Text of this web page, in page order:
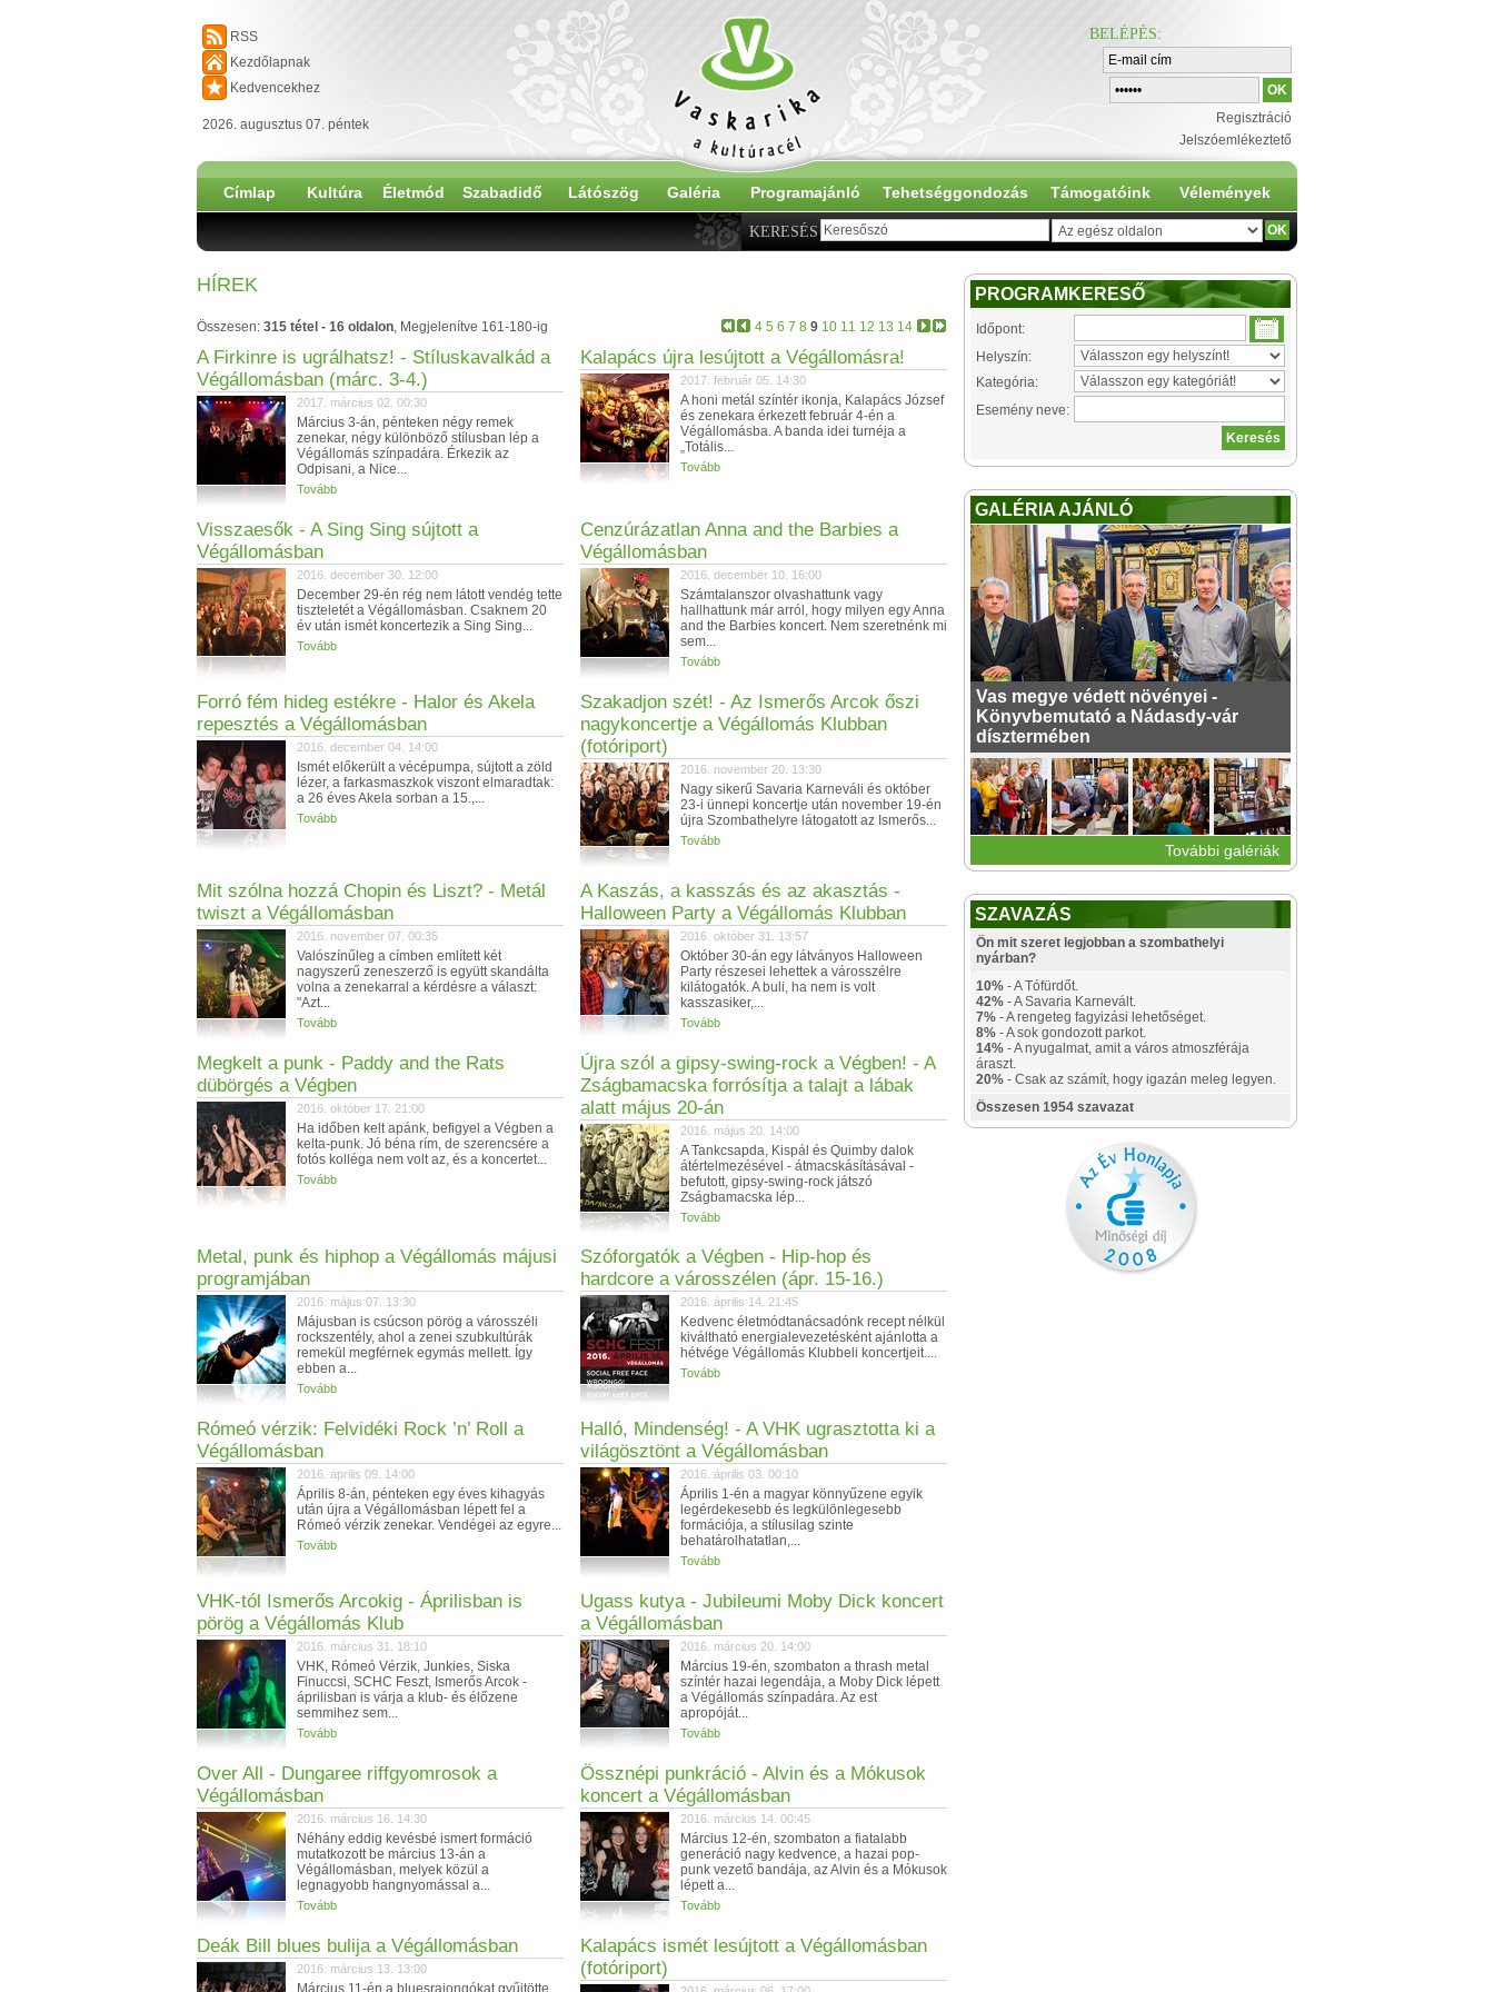
RSS
Kezdőlapnak
Kedvencekhez
2026. augusztus 07. péntek
BELÉPÉS:
Regisztráció
Jelszóemlékeztető
Címlap Kultúra Életmód Szabadidő Látószög Galéria Programajánló Tehetséggondozás Támogatóink Vélemények
KERESÉS
HÍREK
4 5 6 7 8 9 10 11 12 13 14
Összesen: 315 tétel - 16 oldalon, Megjelenítve 161-180-ig
A Firkinre is ugrálhatsz! - Stíluskavalkád a
Végállomásban (márc. 3-4.)
2017. március 02. 00:30
Március 3-án, pénteken négy remek
zenekar, négy különböző stílusban lép a
Végállomás színpadára. Érkezik az
Odpisani, a Nice...
Tovább
Kalapács újra lesújtott a Végállomásra!
2017. február 05. 14:30
A honi metál színtér ikonja, Kalapács József
és zenekara érkezett február 4-én a
Végállomásba. A banda idei turnéja a
„Totális...
Tovább
Visszaesők - A Sing Sing sújtott a
Végállomásban
2016. december 30. 12:00
December 29-én rég nem látott vendég tette
tiszteletét a Végállomásban. Csaknem 20
év után ismét koncertezik a Sing Sing...
Tovább
Cenzúrázatlan Anna and the Barbies a
Végállomásban
2016. december 10. 16:00
Számtalanszor olvashattunk vagy
hallhattunk már arról, hogy milyen egy Anna
and the Barbies koncert. Nem szeretnénk mi
sem...
Tovább
Forró fém hideg estékre - Halor és Akela
repesztés a Végállomásban
2016. december 04. 14:00
Ismét előkerült a vécépumpa, sújtott a zöld
lézer, a farkasmaszkok viszont elmaradtak:
a 26 éves Akela sorban a 15.,...
Tovább
Szakadjon szét! - Az Ismerős Arcok őszi
nagykoncertje a Végállomás Klubban
(fotóriport)
2016. november 20. 13:30
Nagy sikerű Savaria Karneváli és október
23-i ünnepi koncertje után november 19-én
újra Szombathelyre látogatott az Ismerős...
Tovább
Mit szólna hozzá Chopin és Liszt? - Metál
twiszt a Végállomásban
2016. november 07. 00:35
Valószínűleg a címben említett két
nagyszerű zeneszerző is együtt skandálta
volna a zenekarral a kérdésre a választ:
"Azt...
Tovább
A Kaszás, a kasszás és az akasztás -
Halloween Party a Végállomás Klubban
2016. október 31. 13:57
Október 30-án egy látványos Halloween
Party részesei lehettek a városszélre
kilátogatók. A buli, ha nem is volt
kasszasiker,...
Tovább
Megkelt a punk - Paddy and the Rats
dübörgés a Végben
2016. október 17. 21:00
Ha időben kelt apánk, befigyel a Végben a
kelta-punk. Jó béna rím, de szerencsére a
fotós kolléga nem volt az, és a koncertet...
Tovább
Újra szól a gipsy-swing-rock a Végben! - A
Zságbamacska forrósítja a talajt a lábak
alatt május 20-án
2016. május 20. 14:00
A Tankcsapda, Kispál és Quimby dalok
átértelmezésével - átmacskásításával -
befutott, gipsy-swing-rock játszó
Zságbamacska lép...
Tovább
Metal, punk és hiphop a Végállomás májusi
programjában
2016. május 07. 13:30
Májusban is csúcson pörög a városszéli
rockszentély, ahol a zenei szubkultúrák
remekül megférnek egymás mellett. Így
ebben a...
Tovább
Szóforgatók a Végben - Hip-hop és
hardcore a városszélen (ápr. 15-16.)
2016. április 14. 21:45
Kedvenc életmódtanácsadónk recept nélkül
kiváltható energialevezetésként ajánlotta a
hétvége Végállomás Klubbeli koncertjeit....
Tovább
Rómeó vérzik: Felvidéki Rock ’n’ Roll a
Végállomásban
2016. április 09. 14:00
Április 8-án, pénteken egy éves kihagyás
után újra a Végállomásban lépett fel a
Rómeó vérzik zenekar. Vendégei az egyre...
Tovább
Halló, Mindenség! - A VHK ugrasztotta ki a
világösztönt a Végállomásban
2016. április 03. 00:10
Április 1-én a magyar könnyűzene egyik
legérdekesebb és legkülönlegesebb
formációja, a stílusilag szinte
behatárolhatatlan,...
Tovább
VHK-tól Ismerős Arcokig - Áprilisban is
pörög a Végállomás Klub
2016. március 31. 18:10
VHK, Rómeó Vérzik, Junkies, Siska
Finuccsi, SCHC Feszt, Ismerős Arcok -
áprilisban is várja a klub- és élőzene
semmihez sem...
Tovább
Ugass kutya - Jubileumi Moby Dick koncert
a Végállomásban
2016. március 20. 14:00
Március 19-én, szombaton a thrash metal
színtér hazai legendája, a Moby Dick lépett
a Végállomás színpadára. Az est
apropóját...
Tovább
Over All - Dungaree riffgyomrosok a
Végállomásban
2016. március 16. 14:30
Néhány eddig kevésbé ismert formáció
mutatkozott be március 13-án a
Végállomásban, melyek közül a
legnagyobb hangnyomással a...
Tovább
Össznépi punkráció - Alvin és a Mókusok
koncert a Végállomásban
2016. március 14. 00:45
Március 12-én, szombaton a fiatalabb
generáció nagy kedvence, a hazai pop-
punk vezető bandája, az Alvin és a Mókusok
lépett a...
Tovább
Deák Bill blues bulija a Végállomásban
2016. március 13. 13:00
Március 11-én a bluesrajongókat gyűjtötte
Kalapács ismét lesújtott a Végállomásban
(fotóriport)
PROGRAMKERESŐ
Időpont:
Helyszín:
Kategória:
Esemény neve:
GALÉRIA AJÁNLÓ
Vas megye védett növényei -
Könyvbemutató a Nádasdy-vár
dísztermében
További galériák
SZAVAZÁS
Ön mit szeret legjobban a szombathelyi
nyárban?
10% - A Tófürdőt.
42% - A Savaria Karnevált.
7% - A rengeteg fagyizási lehetőséget.
8% - A sok gondozott parkot.
14% - A nyugalmat, amit a város atmoszférája
áraszt.
20% - Csak az számít, hogy igazán meleg legyen.
Összesen 1954 szavazat